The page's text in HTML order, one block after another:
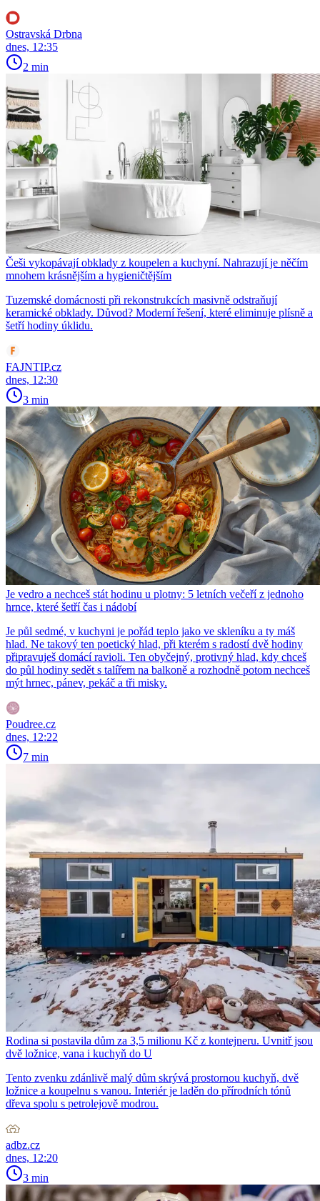
Ostravská Drbna
dnes, 12:35
2 min
Češi vykopávají obklady z koupelen a kuchyní. Nahrazují je něčím
mnohem krásnějším a hygieničtějším
Tuzemské domácnosti při rekonstrukcích masivně odstraňují
keramické obklady. Důvod? Moderní řešení, které eliminuje plísně a
šetří hodiny úklidu.
FAJNTIP.cz
dnes, 12:30
3 min
Je vedro a nechceš stát hodinu u plotny: 5 letních večeří z jednoho
hrnce, které šetří čas i nádobí
Je půl sedmé, v kuchyni je pořád teplo jako ve skleníku a ty máš
hlad. Ne takový ten poetický hlad, při kterém s radostí dvě hodiny
připravuješ domácí ravioli. Ten obyčejný, protivný hlad, kdy chceš
do půl hodiny sedět s talířem na balkoně a rozhodně potom nechceš
mýt hrnec, pánev, pekáč a tři misky.
Poudree.cz
dnes, 12:22
7 min
Rodina si postavila dům za 3,5 milionu Kč z kontejneru. Uvnitř jsou
dvě ložnice, vana i kuchyň do U
Tento zvenku zdánlivě malý dům skrývá prostornou kuchyň, dvě
ložnice a koupelnu s vanou. Interiér je laděn do přírodních tónů
dřeva spolu s petrolejově modrou.
adbz.cz
dnes, 12:20
3 min